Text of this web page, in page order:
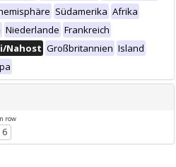
Südamerika Afrika
Niederlande Frankreich
Nahost Großbritannien Island
row
6